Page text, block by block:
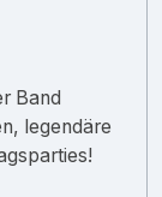
Band
legendäre